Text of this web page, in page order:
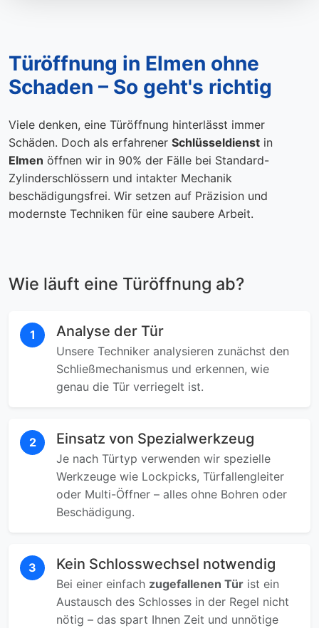
Türöffnung in Elmen ohne
Schaden – So geht's richtig
Viele denken, eine Türöffnung hinterlässt immer
Schäden. Doch als erfahrener Schlüsseldienst in
Elmen öffnen wir in 90% der Fälle bei Standard-
Zylinderschlössern und intakter Mechanik
beschädigungsfrei. Wir setzen auf Präzision und
modernste Techniken für eine saubere Arbeit.
Wie läuft eine Türöffnung ab?
1 Analyse der Tür
Unsere Techniker analysieren zunächst den
Schließmechanismus und erkennen, wie
genau die Tür verriegelt ist.
2 Einsatz von Spezialwerkzeug
Je nach Türtyp verwenden wir spezielle
Werkzeuge wie Lockpicks, Türfallengleiter
oder Multi-Öffner – alles ohne Bohren oder
Beschädigung.
3 Kein Schlosswechsel notwendig
Bei einer einfach zugefallenen Tür ist ein
Austausch des Schlosses in der Regel nicht
nötig – das spart Ihnen Zeit und unnötige